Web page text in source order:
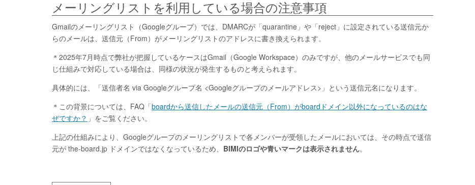
メーリングリストを利用している場合の注意事項
Gmailのメーリングリスト（Googleグループ）では、DMARCが「quarantine」や「reject」に設定されている送信元か
らのメールは、送信元（From）がメーリングリストのアドレスに書き換えられます。
＊2025年7月時点で弊社が把握しているケースはGmail（Google Workspace）のみですが、他のメールサービスでも同
じ仕組みで対応している場合は、同様の状況が発生するものと考えられます。
具体的には、「送信者名 via Googleグループ名 <Googleグループのメールアドレス>」という送信元名になります。
＊この背景については、FAQ「boardから送信したメールの送信元（From）がboardドメイン以外になっているのはな
ぜですか？ 」をご覧ください。
上記の仕組みにより、Googleグループのメーリングリストで各メンバーが受領したメールにおいては、その時点で送信
元が the-board.jp ドメインではなくなっているため、 BIMIのロゴや青いマークは表示されません。